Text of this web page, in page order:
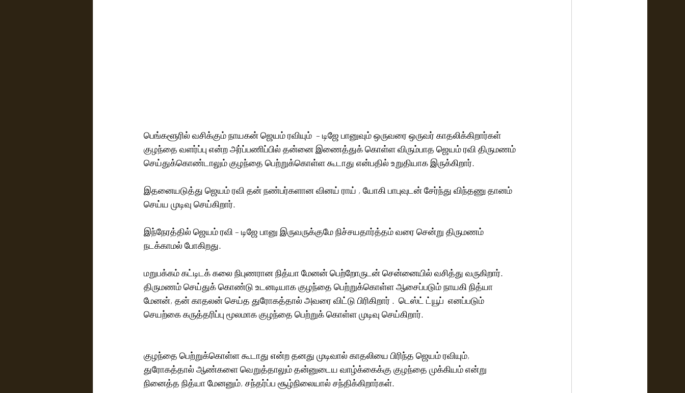
பெங்களூரில் வசிக்கும் நாயகன் ஜெயம் ரவியும்  – டிஜே பானுவும் ஒருவரை ஒருவர் காதலிக்கிறார்கள்
குழந்தை வளர்ப்பு என்ற அர்ப்பணிப்பில் தன்னை இணைத்துக் கொள்ள விரும்பாத ஜெயம் ரவி திருமணம்
செய்துக்கொண்டாலும் குழந்தை பெற்றுக்கொள்ள கூடாது என்பதில் உறுதியாக இருக்கிறார்.
இதனையடுத்து ஜெயம் ரவி தன் நண்பர்களான வினய் ராய் , யோகி பாபுவுடன் சேர்ந்து விந்தணு தானம்
செய்ய முடிவு செய்கிறார்.
இந்நேரத்தில் ஜெயம் ரவி – டிஜே பானு இருவருக்குமே நிச்சயதார்த்தம் வரை சென்று திருமணம்
நடக்காமல் போகிறது.
மறுபக்கம் கட்டிடக் கலை நிபுணரான நித்யா மேனன் பெற்றோருடன் சென்னையில் வசித்து வருகிறார்.
திருமணம் செய்துக் கொண்டு உடனடியாக குழந்தை பெற்றுக்கொள்ள ஆசைப்படும் நாயகி நித்யா
மேனன், தன் காதலன் செய்த துரோகத்தால் அவரை விட்டு பிரிகிறார் .  டெஸ்ட் ட்யூப்  எனப்படும்
செயற்கை கருத்தரிப்பு மூலமாக குழந்தை பெற்றுக் கொள்ள முடிவு செய்கிறார்.
குழந்தை பெற்றுக்கொள்ள கூடாது என்ற தனது முடிவால் காதலியை பிரிந்த ஜெயம் ரவியும்,
துரோகத்தால் ஆண்களை வெறுத்தாலும் தன்னுடைய வாழ்க்கைக்கு குழந்தை முக்கியம் என்று
நினைத்த நித்யா மேனனும், சந்தர்ப்ப சூழ்நிலையால் சந்திக்கிறார்கள்.